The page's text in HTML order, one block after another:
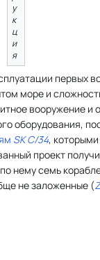
у
к
ц
и
я
первых
море и
вооружение и
оборудования,
SK С/34,
проект
нему семь
не заложенные (